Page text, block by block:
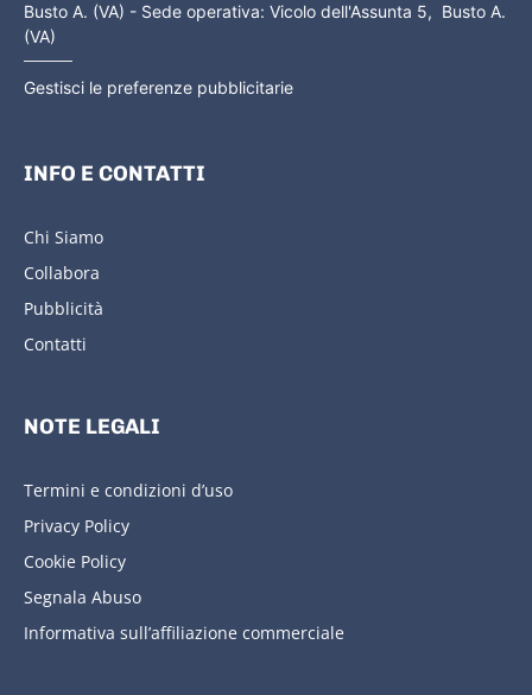
Busto A. (VA) - Sede operativa: Vicolo dell'Assunta 5, Busto A.
(VA)
Gestisci le preferenze pubblicitarie
INFO E CONTATTI
Chi Siamo
Collabora
Pubblicità
Contatti
NOTE LEGALI
Termini e condizioni d’uso
Privacy Policy
Cookie Policy
Segnala Abuso
Informativa sull’affiliazione commerciale